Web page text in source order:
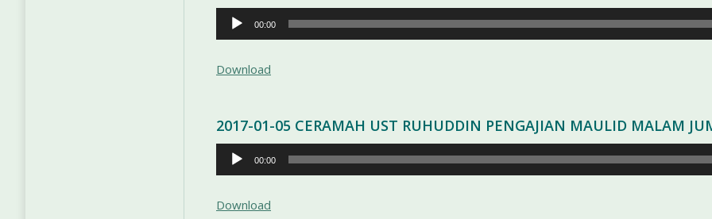
Pemutar
Audio
00:00
Download
2017-01-05 CERAMAH UST RUHUDDIN PENGAJIAN MAULID MALAM
Pemutar
Audio
00:00
Download